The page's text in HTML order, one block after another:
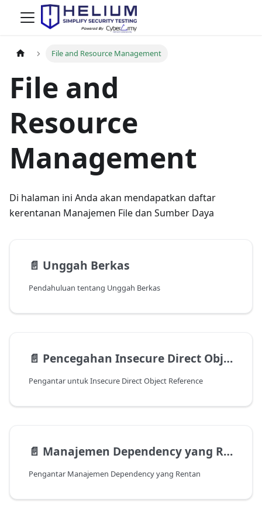
File and Resource Management
File and
Resource
Management
Di halaman ini Anda akan mendapatkan daftar
kerentanan Manajemen File dan Sumber Daya
📄️ Unggah Berkas
Pendahuluan tentang Unggah Berkas
📄️ Pencegahan Insecure Direct Object Reference
Pengantar untuk Insecure Direct Object Reference
📄️ Manajemen Dependency yang Rentan
Pengantar Manajemen Dependency yang Rentan